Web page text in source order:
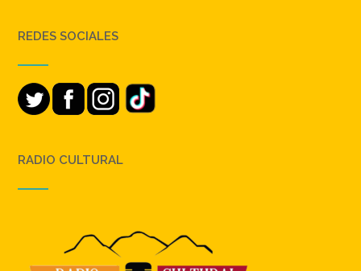
REDES SOCIALES
RADIO CULTURAL